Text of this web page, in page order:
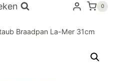
0
Braadpan La-Mer 31cm